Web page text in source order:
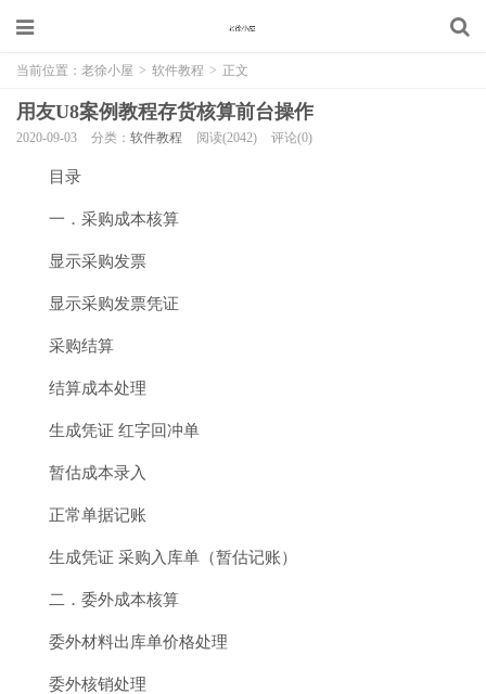
当前位置： 老徐小屋 > 软件教程 > 正文
用友U8案例教程存货核算前台操作
2020-09-03 分类： 软件教程 阅读(2042) 评论(0)
目录
一．采购成本核算
显示采购发票
显示采购发票凭证
采购结算
结算成本处理
生成凭证 红字回冲单
暂估成本录入
正常单据记账
生成凭证 采购入库单（暂估记账）
二．委外成本核算
委外材料出库单价格处理
委外核销处理